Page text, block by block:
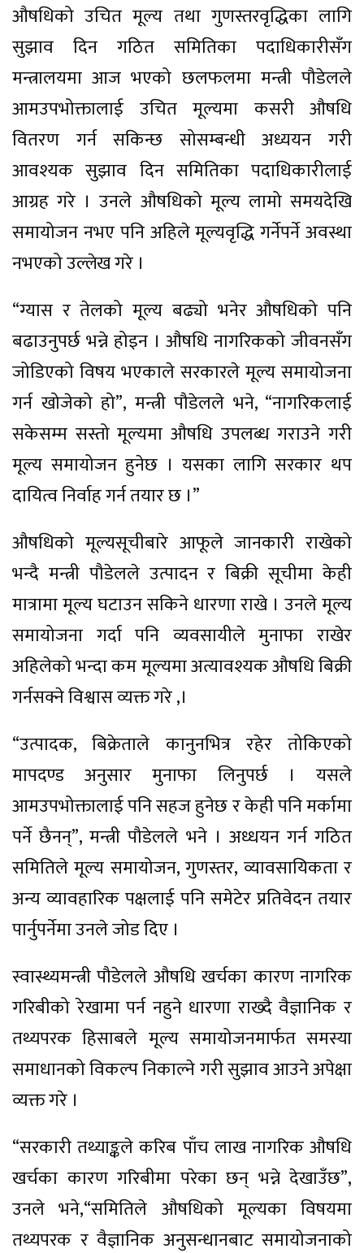
औषधिको उचित मूल्य तथा गुणस्तरवृद्धिका लागि
सुझाव दिन गठित समितिका पदाधिकारीसँग
मन्त्रालयमा आज भएको छलफलमा मन्त्री पौडेलले
आमउपभोक्तालाई उचित मूल्यमा कसरी औषधि
वितरण गर्न सकिन्छ सोसम्बन्धी अध्ययन गरी
आवश्यक सुझाव दिन समितिका पदाधिकारीलाई
आग्रह गरे । उनले औषधिको मूल्य लामो समयदेखि
समायोजन नभए पनि अहिले मूल्यवृद्धि गर्नेपर्ने अवस्था
नभएको उल्लेख गरे ।
“ग्यास र तेलको मूल्य बढ्यो भनेर औषधिको पनि
बढाउनुपर्छ भन्ने होइन । औषधि नागरिकको जीवनसँग
जोडिएको विषय भएकाले सरकारले मूल्य समायोजना
गर्न खोजेको हो”, मन्त्री पौडेलले भने, “नागरिकलाई
सकेसम्म सस्तो मूल्यमा औषधि उपलब्ध गराउने गरी
मूल्य समायोजन हुनेछ । यसका लागि सरकार थप
दायित्व निर्वाह गर्न तयार छ ।”
औषधिको मूल्यसूचीबारे आफूले जानकारी राखेको
भन्दै मन्त्री पौडेलले उत्पादन र बिक्री सूचीमा केही
मात्रामा मूल्य घटाउन सकिने धारणा राखे । उनले मूल्य
समायोजना गर्दा पनि व्यवसायीले मुनाफा राखेर
अहिलेको भन्दा कम मूल्यमा अत्यावश्यक औषधि बिक्री
गर्नसक्ने विश्वास व्यक्त गरे ,।
“उत्पादक, बिक्रेताले कानुनभित्र रहेर तोकिएको
मापदण्ड अनुसार मुनाफा लिनुपर्छ । यसले
आमउपभोक्तालाई पनि सहज हुनेछ र केही पनि मर्कामा
पर्ने छैनन्”, मन्त्री पौडेलले भने । अध्धयन गर्न गठित
समितिले मूल्य समायोजन, गुणस्तर, व्यावसायिकता र
अन्य व्यावहारिक पक्षलाई पनि समेटेर प्रतिवेदन तयार
पार्नुपर्नेमा उनले जोड दिए ।
स्वास्थ्यमन्त्री पौडेलले औषधि खर्चका कारण नागरिक
गरिबीको रेखामा पर्न नहुने धारणा राख्दै वैज्ञानिक र
तथ्यपरक हिसाबले मूल्य समायोजनमार्फत समस्या
समाधानको विकल्प निकाल्ने गरी सुझाव आउने अपेक्षा
व्यक्त गरे ।
“सरकारी तथ्याङ्कले करिब पाँच लाख नागरिक औषधि
खर्चका कारण गरिबीमा परेका छन् भन्ने देखाउँछ”,
उनले भने,“समितिले औषधिको मूल्यका विषयमा
तथ्यपरक र वैज्ञानिक अनुसन्धानबाट समायोजनाको